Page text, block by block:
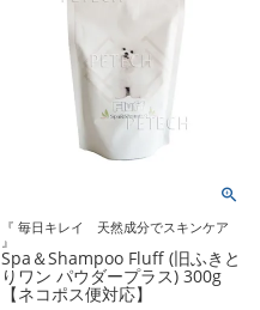
『 毎日キレイ 天然成分でスキンケア
』
Spa＆Shampoo Fluff (旧ふきと
りワン パウダープラス) 300g
【ネコポス便対応】